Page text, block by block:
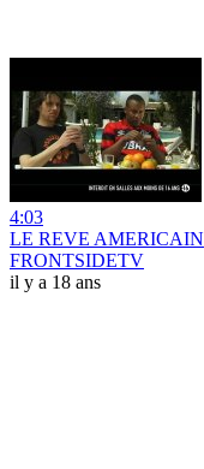
4:03
LE REVE AMERICAIN
FRONTSIDETV
il y a 18 ans